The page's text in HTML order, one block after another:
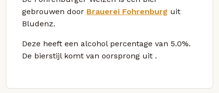
gebrouwen door Brauerei Fohrenburg uit
Bludenz.
Deze heeft een alcohol percentage van 5.0%.
De bierstijl komt van oorsprong uit .